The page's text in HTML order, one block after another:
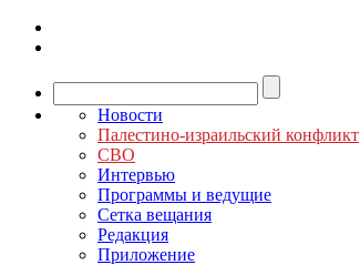
Новости
Палестино-израильский конфликт
СВО
Интервью
Программы и ведущие
Сетка вещания
Редакция
Приложение